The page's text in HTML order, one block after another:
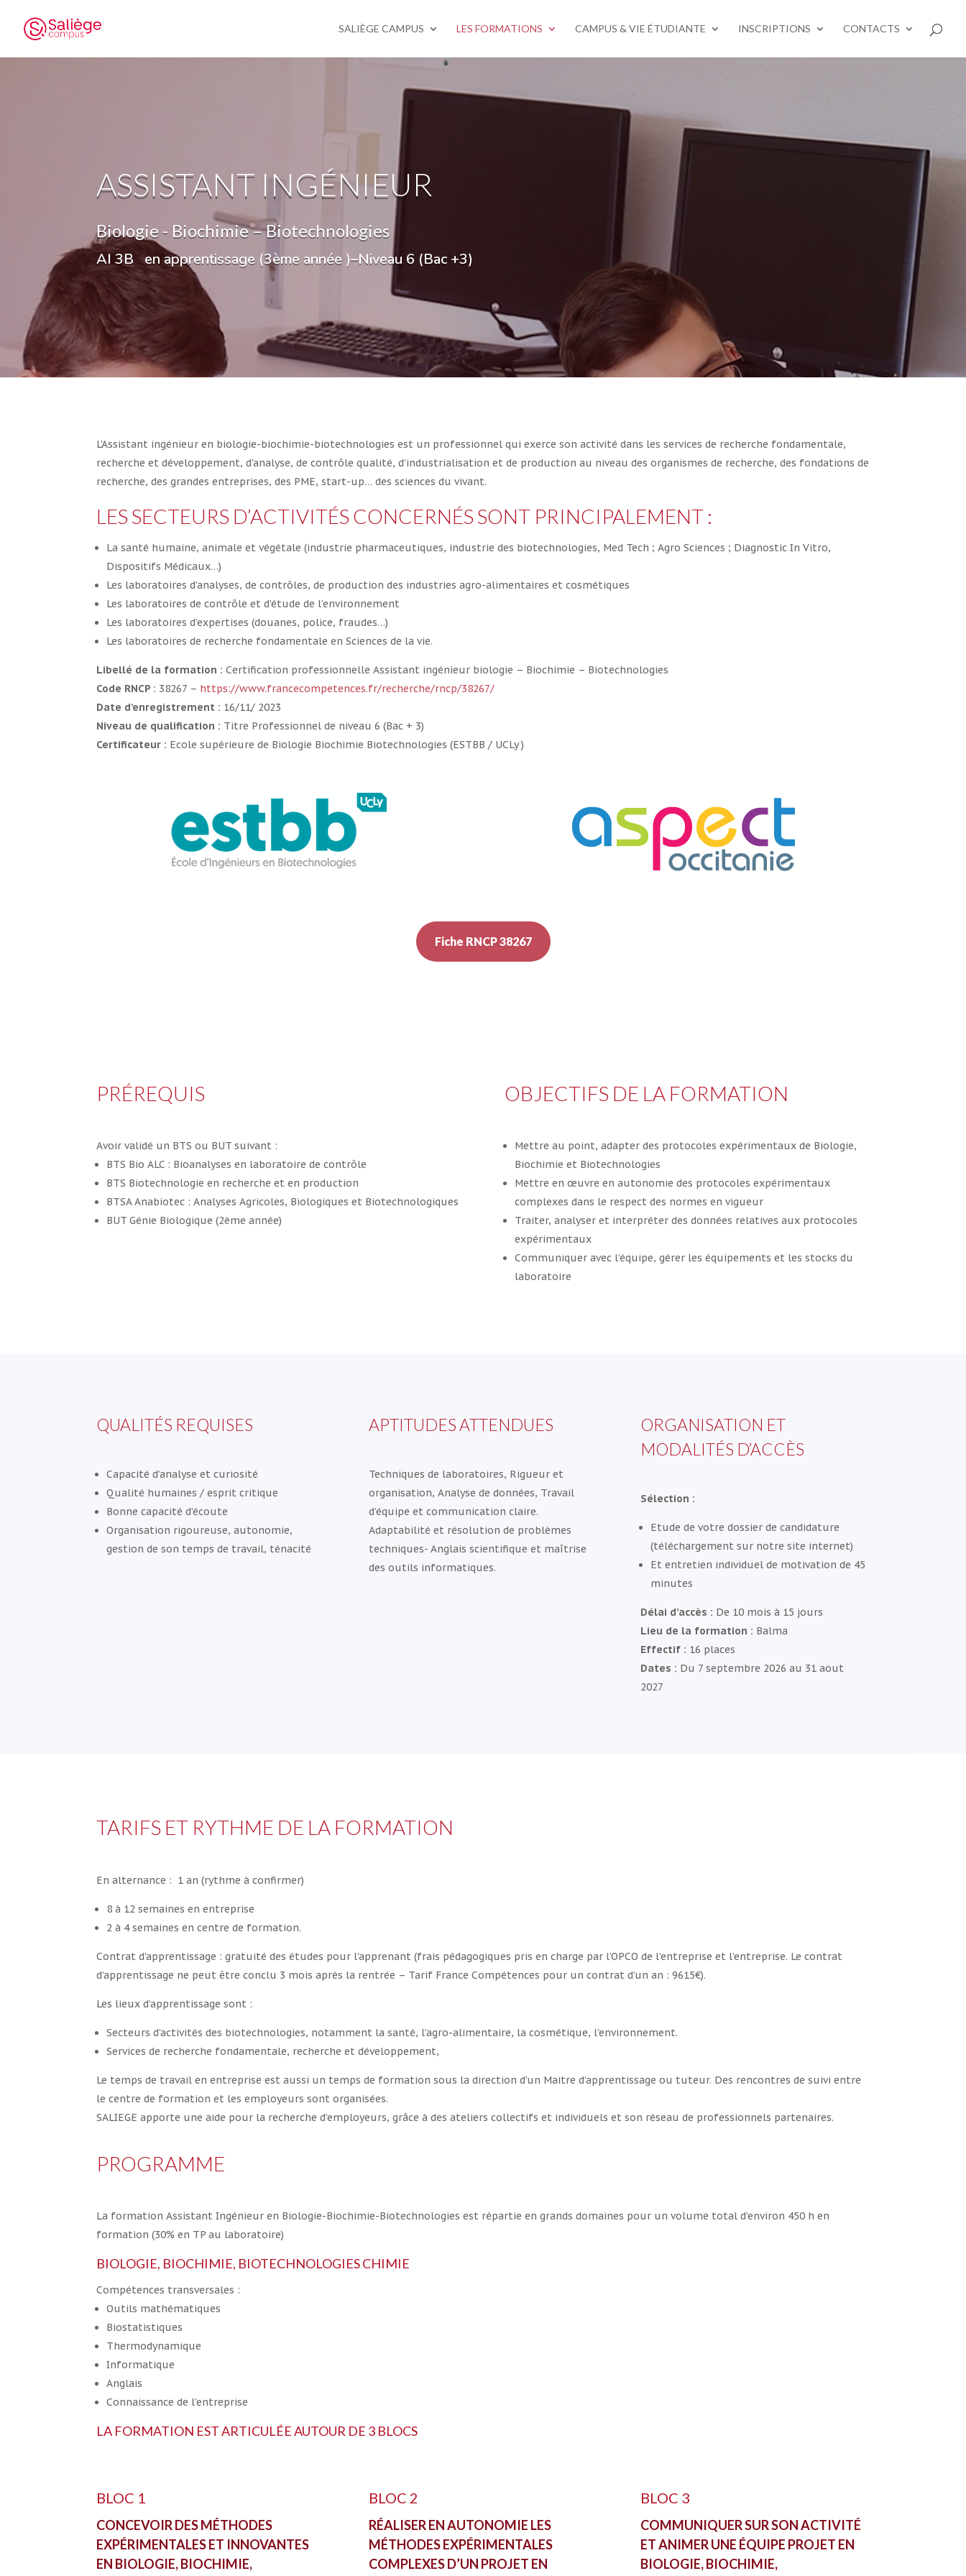
SALIÈGE CAMPUS LES FORMATIONS CAMPUS & VIE ÉTUDIANTE INSCRIPTIONS CONTACTS
ASSISTANT INGÉNIEUR
Biologie - Biochimie – Biotechnologies
AI 3B en apprentissage (3ème année )–Niveau 6 (Bac +3)
L’Assistant ingénieur en biologie-biochimie-biotechnologies est un professionnel qui exerce son activité dans les services de recherche fondamentale,
recherche et développement, d’analyse, de contrôle qualité, d’industrialisation et de production au niveau des organismes de recherche, des fondations de
recherche, des grandes entreprises, des PME, start-up… des sciences du vivant.
LES SECTEURS D’ACTIVITÉS CONCERNÉS SONT PRINCIPALEMENT :
La santé humaine, animale et végétale (industrie pharmaceutiques, industrie des biotechnologies, Med Tech ; Agro Sciences ; Diagnostic In Vitro,
Dispositifs Médicaux…)
Les laboratoires d’analyses, de contrôles, de production des industries agro-alimentaires et cosmétiques
Les laboratoires de contrôle et d’étude de l’environnement
Les laboratoires d’expertises (douanes, police, fraudes…)
Les laboratoires de recherche fondamentale en Sciences de la vie.
Libellé de la formation : Certification professionnelle Assistant ingénieur biologie – Biochimie – Biotechnologies
Code RNCP : 38267 – https://www.francecompetences.fr/recherche/rncp/38267/
Date d’enregistrement : 16/11/ 2023
Niveau de qualification : Titre Professionnel de niveau 6 (Bac + 3)
Certificateur : Ecole supérieure de Biologie Biochimie Biotechnologies (ESTBB / UCLy )
Fiche RNCP 38267
PRÉREQUIS
Avoir validé un BTS ou BUT suivant :
BTS Bio ALC : Bioanalyses en laboratoire de contrôle
BTS Biotechnologie en recherche et en production
BTSA Anabiotec : Analyses Agricoles, Biologiques et Biotechnologiques
BUT Génie Biologique (2ème année)
OBJECTIFS DE LA FORMATION
Mettre au point, adapter des protocoles expérimentaux de Biologie,
Biochimie et Biotechnologies
Mettre en œuvre en autonomie des protocoles expérimentaux
complexes dans le respect des normes en vigueur
Traiter, analyser et interpréter des données relatives aux protocoles
expérimentaux
Communiquer avec l’équipe, gérer les équipements et les stocks du
laboratoire
QUALITÉS REQUISES
Capacité d’analyse et curiosité
Qualité humaines / esprit critique
Bonne capacité d’écoute
Organisation rigoureuse, autonomie,
gestion de son temps de travail, ténacité
APTITUDES ATTENDUES
Techniques de laboratoires, Rigueur et
organisation, Analyse de données, Travail
d’équipe et communication claire.
Adaptabilité et résolution de problèmes
techniques- Anglais scientifique et maîtrise
des outils informatiques.
ORGANISATION ET
MODALITÉS D’ACCÈS
Sélection :
Etude de votre dossier de candidature
(téléchargement sur notre site internet)
Et entretien individuel de motivation de 45
minutes
Délai d’accès : De 10 mois à 15 jours
Lieu de la formation : Balma
Effectif : 16 places
Dates : Du 7 septembre 2026 au 31 aout
2027
TARIFS ET RYTHME DE LA FORMATION
En alternance : 1 an (rythme à confirmer)
8 à 12 semaines en entreprise
2 à 4 semaines en centre de formation.
Contrat d’apprentissage : gratuité des études pour l’apprenant (frais pédagogiques pris en charge par l’OPCO de l’entreprise et l’entreprise. Le contrat
d’apprentissage ne peut être conclu 3 mois après la rentrée – Tarif France Compétences pour un contrat d’un an : 9615€).
Les lieux d’apprentissage sont :
Secteurs d’activités des biotechnologies, notamment la santé, l’agro-alimentaire, la cosmétique, l’environnement.
Services de recherche fondamentale, recherche et développement,
Le temps de travail en entreprise est aussi un temps de formation sous la direction d’un Maitre d’apprentissage ou tuteur. Des rencontres de suivi entre
le centre de formation et les employeurs sont organisées.
SALIEGE apporte une aide pour la recherche d’employeurs, grâce à des ateliers collectifs et individuels et son réseau de professionnels partenaires.
PROGRAMME
La formation Assistant Ingénieur en Biologie-Biochimie-Biotechnologies est répartie en grands domaines pour un volume total d’environ 450 h en
formation (30% en TP au laboratoire)
BIOLOGIE, BIOCHIMIE, BIOTECHNOLOGIES CHIMIE
Compétences transversales :
Outils mathématiques
Biostatistiques
Thermodynamique
Informatique
Anglais
Connaissance de l’entreprise
LA FORMATION EST ARTICULÉE AUTOUR DE 3 BLOCS
BLOC 1
CONCEVOIR DES MÉTHODES
EXPÉRIMENTALES ET INNOVANTES
EN BIOLOGIE, BIOCHIMIE,
BLOC 2
RÉALISER EN AUTONOMIE LES
MÉTHODES EXPÉRIMENTALES
COMPLEXES D’UN PROJET EN
BLOC 3
COMMUNIQUER SUR SON ACTIVITÉ
ET ANIMER UNE ÉQUIPE PROJET EN
BIOLOGIE, BIOCHIMIE,